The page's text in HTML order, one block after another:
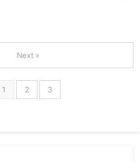
1 2 3
Next »